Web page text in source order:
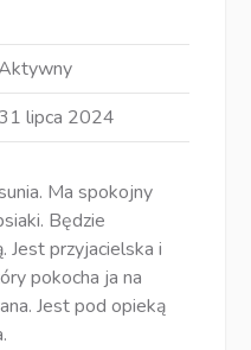
lipca 2024
Ma spokojny
Będzie
Jest przyjacielska i
pokocha ja na
Jest pod opieką